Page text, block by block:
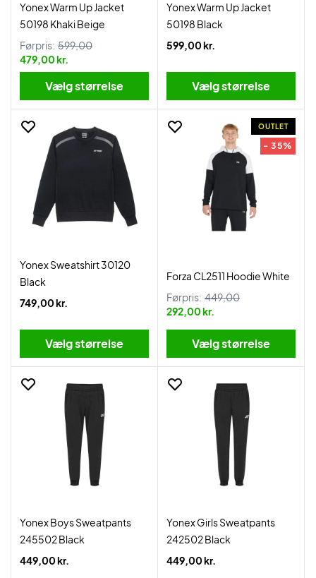
Yonex Warm Up Jacket
50198 Khaki Beige
Førpris: 599,00
479,00 kr.
Vælg størrelse
Yonex Warm Up Jacket
50198 Black
599,00 kr.
Vælg størrelse
Yonex Sweatshirt 30120
Black
749,00 kr.
Vælg størrelse
OUTLET
- 35%
Forza CL2511 Hoodie White
Førpris: 449,00
292,00 kr.
Vælg størrelse
Yonex Boys Sweatpants
245502 Black
449,00 kr.
Yonex Girls Sweatpants
242502 Black
449,00 kr.